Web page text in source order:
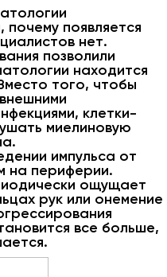
почему появляется
нет.
позволили
находится
того, чтобы
клетки-
миелиновую
импульса от
на периферии.
ощущает
рук или онемение
все больше,